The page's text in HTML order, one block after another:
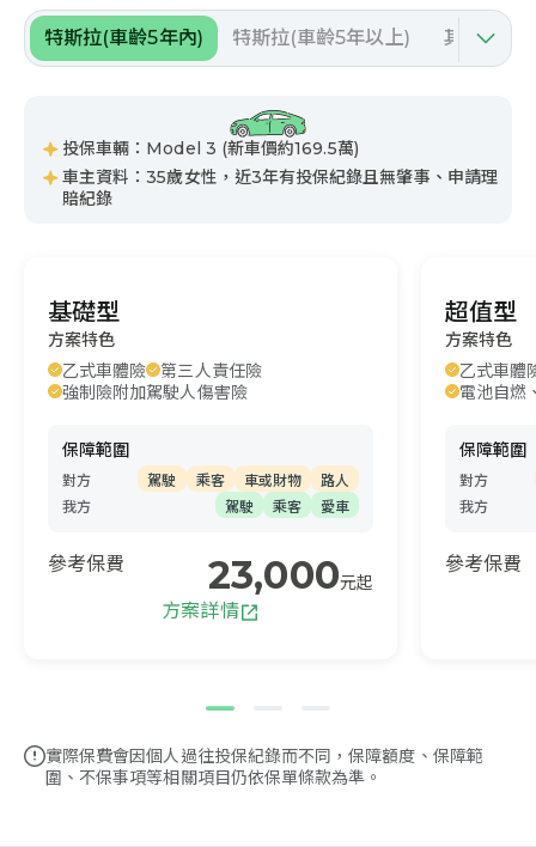
特斯拉(車齡5年內) 特斯拉(車齡5年以上) 其他廠牌(
投保車輛：Model 3 (新車價約169.5萬)
車主資料：35歲女性，近3年有投保紀錄且無肇事、申請理
賠紀錄
基礎型
方案特色
乙式車體險
第三人責任險
強制險附加駕駛人傷害險
保障範圍
對方 駕駛 乘客 車或財物
路人
我方
駕駛 乘客 愛車
參考保費 23,000元起
方案詳情
超值型
方案特色
乙式車體
電池自燃
保障範圍
對方
我方
參考保費
實際保費會因個人過往投保紀錄而不同，保障額度、保障範
圍、不保事項等相關項目仍依保單條款為準。